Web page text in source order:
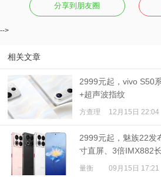
分享到朋友圈
-->
相关文章
2999元起，vivo S50
+超声波指纹
方查理 12月15日 22:04
2999元起，魅族22发
寸直屏、3倍IMX882
量衡 09月15日 17:21